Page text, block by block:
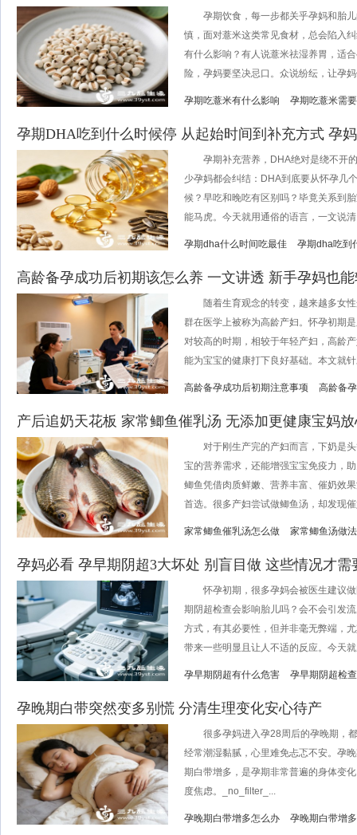
孕期饮食，每一步都关乎孕妈和胎儿
慎，面对薏米这类常见食材，总会陷入
有什么影响？有人说薏米祛湿养胃，适
险，孕妈要坚决忌口。众说纷纭，让孕
孕期吃薏米有什么影响 孕期吃薏米需
孕期DHA吃到什么时候停 从起始时间到补充方式 孕
孕期补充营养，DHA绝对是绕不开的
少孕妈都会纠结：DHA到底要从怀孕几
候？早吃和晚吃有区别吗？毕竟关系到
能马虎。今天就用通俗的语言，一文说
孕期dha什么时间吃最佳 孕期dha吃到
高龄备孕成功后初期该怎么养 一文讲透 新手孕妈也
随着生育观念的转变，越来越多女性
群在医学上被称为高龄产妇。怀孕初期
对较高的时期，相较于年轻产妇，高龄
能为宝宝的健康打下良好基础。本文就
高龄备孕成功后初期注意事项 高龄备
产后追奶天花板 家常鲫鱼催乳汤 无添加更健康宝妈
对于刚生产完的产妇而言，下奶是头
宝的营养需求，还能增强宝宝免疫力，
鲫鱼凭借肉质鲜嫩、营养丰富、催奶效
首选。很多产妇尝试做鲫鱼汤，却发现
家常鲫鱼催乳汤怎么做 家常鲫鱼汤做法
孕妈必看 孕早期阴超3大坏处 别盲目做 这些情况才需
怀孕初期，很多孕妈会被医生建议做
期阴超检查会影响胎儿吗？会不会引发
方式，有其必要性，但并非毫无弊端，
带来一些明显且让人不适的反应。今天
孕早期阴超有什么危害 孕早期阴超检
孕晚期白带突然变多别慌 分清生理变化安心待产
很多孕妈进入孕28周后的孕晚期，都
经常潮湿黏腻，心里难免忐忑不安。孕
期白带增多，是孕期非常普遍的身体变
度焦虑。_no_filter_...
孕晚期白带增多怎么办 孕晚期白带增